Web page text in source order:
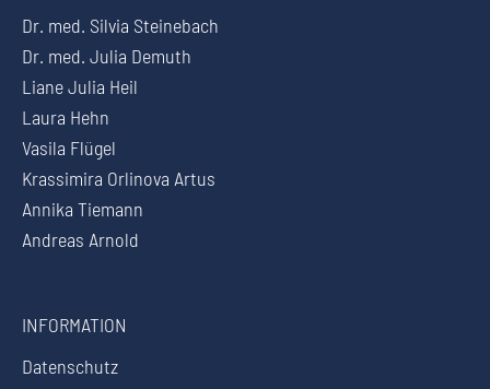
Dr. med. Silvia Steinebach
Dr. med. Julia Demuth
Liane Julia Heil
Laura Hehn
Vasila Flügel
Krassimira Orlinova Artus
Annika Tiemann
Andreas Arnold
INFORMATION
Datenschutz